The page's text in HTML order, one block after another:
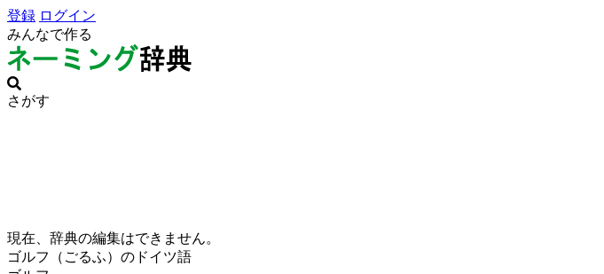
登録 ログイン
みんなで作る
さがす
現在、辞典の編集はできません。
ゴルフ（ごるふ）のドイツ語